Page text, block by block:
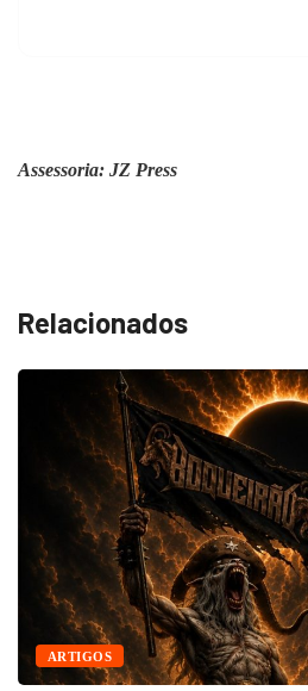
Assessoria: JZ Press
Relacionados
ARTIGOS